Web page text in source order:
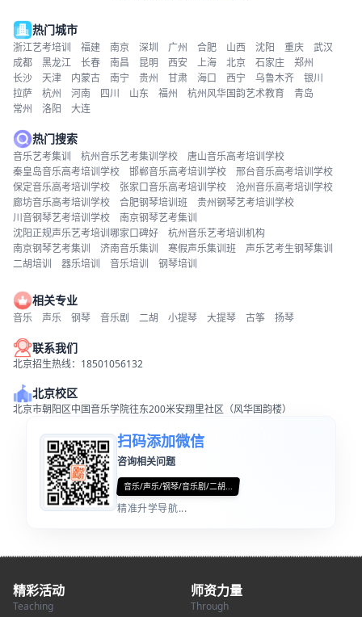
热门城市
浙江艺考培训 福建 南京 深圳 广州 合肥 山西 沈阳 重庆
武汉
成都
黑龙江 长春 南昌 昆明 西安 上海 北京 石家庄
郑州
长沙
天津 内蒙古 南宁 贵州 甘肃 海口 西宁 乌鲁木齐
银川
拉萨
杭州 河南 四川 山东 福州 杭州风华国韵艺术教育
青岛
常州
洛阳 大连
热门搜索
音乐艺考集训 杭州音乐艺考集训学校
唐山音乐高考培训学校
秦皇岛音乐高考培训学校
邯郸音乐高考培训学校
邢台音乐高考培训学校
保定音乐高考培训学校
张家口音乐高考培训学校
沧州音乐高考培训学校
廊坊音乐高考培训学校
合肥钢琴培训班
贵州钢琴艺考培训学校
川音钢琴艺考培训学校
南京钢琴艺考集训
沈阳正规声乐艺考培训哪家口碑好
杭州音乐艺考培训机构
南京钢琴艺考集训
济南音乐集训 寒假声乐集训班
声乐艺考生钢琴集训
二胡培训
器乐培训 音乐培训 钢琴培训
相关专业
音乐 声乐 钢琴 音乐剧 二胡 小提琴 大提琴 古筝 扬琴
联系我们
北京招生热线：18501056132
北京校区
北京市朝阳区中国音乐学院往东200米安翔里社区（风华国韵楼）
扫码添加微信
咨询相关问题
音乐/声乐/钢琴/音乐剧/二胡...
精准升学导航...
精彩活动
Teaching
师资力量
Through